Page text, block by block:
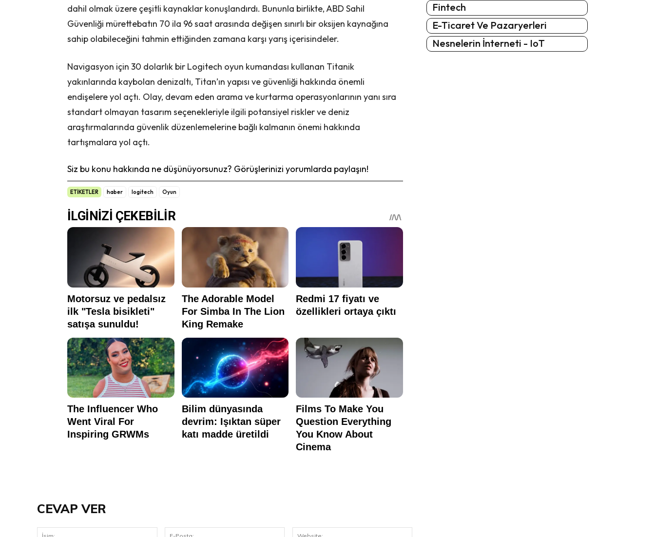
dahil olmak üzere çeşitli kaynaklar konuşlandırdı. Bununla birlikte, ABD Sahil
Güvenliği mürettebatın 70 ila 96 saat arasında değişen sınırlı bir oksijen kaynağına
sahip olabileceğini tahmin ettiğinden zamana karşı yarış içerisindeler.
Navigasyon için 30 dolarlık bir Logitech oyun kumandası kullanan Titanik
yakınlarında kaybolan denizaltı, Titan’ın yapısı ve güvenliği hakkında önemli
endişelere yol açtı. Olay, devam eden arama ve kurtarma operasyonlarının yanı sıra
standart olmayan tasarım seçenekleriyle ilgili potansiyel riskler ve deniz
araştırmalarında güvenlik düzenlemelerine bağlı kalmanın önemi hakkında
tartışmalara yol açtı.
Siz bu konu hakkında ne düşünüyorsunuz? Görüşlerinizi yorumlarda paylaşın!
ETİKETLER haber logitech Oyun
Fintech
E-Ticaret Ve Pazaryerleri
Nesnelerin İnterneti - IoT
CEVAP VER